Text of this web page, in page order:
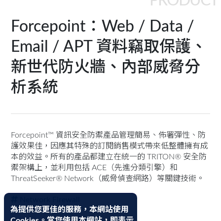
為提供您更佳的服務，本網站使用
Forcepoint：Web / Data /
Email / APT 資料竊取保護、
新世代防火牆、內部威脅分
析系統
Forcepoint™ 資訊安全防禦產品管理簡易、佈署彈性、防
護效果佳，因應其特殊的訂閱銷售模式帶來低整體擁有成
本的效益。所有的產品都建立在統一的 TRITON® 安全防
禦架構上，並利用包括 ACE（先進分類引擎）和
ThreatSeeker® Network（威脅偵查網路）等關鍵技術。